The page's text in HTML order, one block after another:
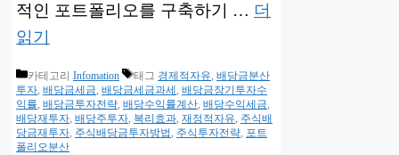
적인 포트폴리오를 구축하기 … 더
읽기
카테고리 Infomation 태그 경제적자유, 배당금분산
투자, 배당금세금, 배당금세금과세 , 배당금장기투자수
익률, 배당금투자전략, 배당수익률계산, 배당수익세금,
배당재투자, 배당주투자, 복리효과, 재정적자유, 주식배
당금재투자, 주식배당금투자방법, 주식투자전략, 포트
폴리오분산